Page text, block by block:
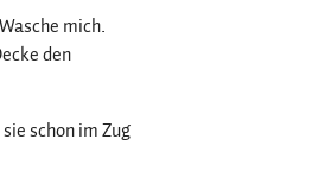
mich.
den
schon im Zug